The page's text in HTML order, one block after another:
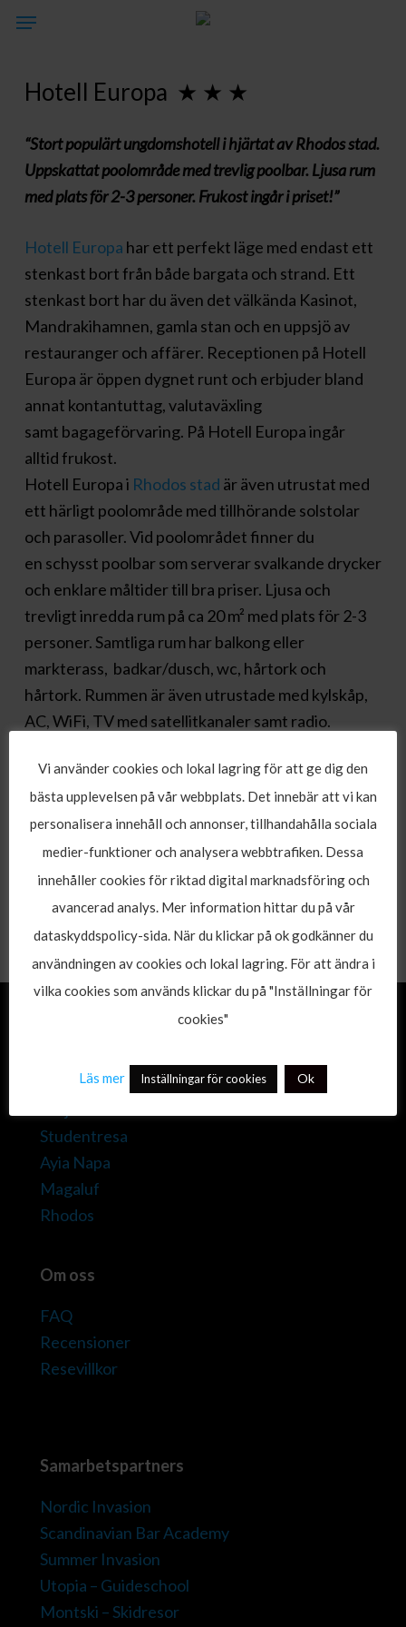
Skip
content
Menu
Hotell Europa ★ ★ ★
“Stort populärt ungdomshotell i hjärtat av Rhodos stad.
Uppskattat poolområde med trevlig poolbar. Ljusa rum
med plats för 2-3 personer. Frukost ingår i priset!”
Hotell Europa har ett perfekt läge med endast ett
stenkast bort från både bargata och strand. Ett
stenkast bort har du även det välkända Kasinot,
Mandrakihamnen, gamla stan och en uppsjö av
restauranger och affärer. Receptionen på Hotell
Europa äröppen dygnet runt och erbjuder bland
annat kontantuttag, valutaväxling
samt bagageförvaring. På Hotell Europa ingår
alltid frukost.
Hotell Europa i Rhodos stad är även utrustat med
ett härligt poolområde med tillhörande solstolar
och parasoller. Vid poolområdet finner du
en schysst poolbar som serverar svalkande drycker
och enklare måltider till bra priser. Ljusa och
trevligt inredda rum på ca 20 m² med plats för 2-3
personer. Samtliga rum har balkong eller
markterass, badkar/dusch, wc, hårtork och
hårtork. Rummen är även utrustade med kylskåp,
AC, WiFi, TV med satellitkanaler samt radio.
gånger i veckan.
[rd_images_carousel
images=”1871,1872,1873,1874,1875,1876″
size=”full” scroll=”yes”
nav_style=”hover_nav_style”
hide_pagination_control=”yes”]
Studentresa
Ayia Napa
Magaluf
Rhodos
Om oss
FAQ
Recensioner
Resevillkor
Samarbetspartners
Nordic Invasion
Scandinavian Bar Academy
Summer Invasion
Utopia – Guideschool
Montski – Skidresor
Vi använder cookies och lokal lagring för att ge dig den
bästa upplevelsen på vår webbplats. Det innebär att vi kan
personalisera innehåll och annonser, tillhandahålla sociala
medier-funktioner och analysera webbtrafiken. Dessa
innehåller cookies för riktad digital marknadsföring och
avancerad analys. Mer information hittar du på vår
dataskyddspolicy-sida. När du klickar på ok godkänner du
användningen av cookies och lokal lagring. För att ändra i
vilka cookies som används klickar du på "Inställningar för
cookies"
Läs mer Inställningar för cookies Ok